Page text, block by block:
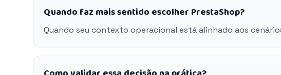
Quando faz mais sentido escolher PrestaShop?
Quando seu contexto operacional está alinhado aos